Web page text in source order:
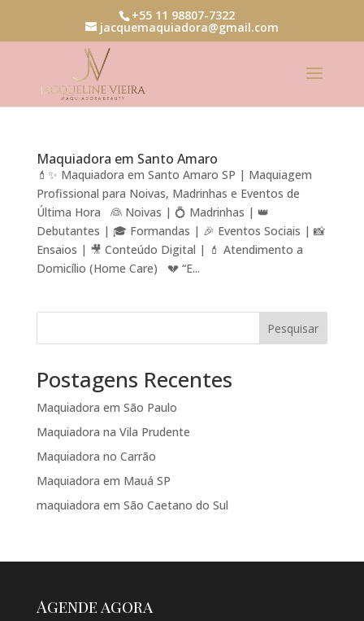
+55 11 98807-7322
jacquemaquiadora@gmail.com
Maquiadora em Santo Amaro
💄✨ Maquiadora em Santo Amaro SP | Maquiagem
Profissional para Noivas, Madrinhas e Eventos de
Última Hora 👰 Noivas | 💍 Madrinhas | 👑
Debutantes | 🎓 Formandas | 🎉 Eventos Sociais | 📸
Ensaios | 🎥 Conteúdo Digital | 💄 Atendimento a
Domicílio (Home Care) 💔 “E...
Pesquisar
Postagens Recentes
Maquiadora em São Paulo
Maquiadora na Vila Prudente
Maquiadora no Carrão
Maquiadora em Mauá SP
maquiadora em São Caetano do Sul
Agende agora